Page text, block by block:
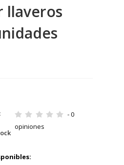
llaveros
- 0
opiniones